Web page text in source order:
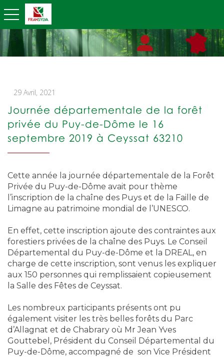
toggle navigation
29 Avril, 2021
Journée départementale de la forêt
privée du Puy-de-Dôme le 16
septembre 2019 à Ceyssat 63210
Cette année la journée départementale de la Forêt
Privée du Puy-de-Dôme avait pour thème
l’inscription de la chaîne des Puys et de la Faille de
Limagne au patrimoine mondial de l’UNESCO.
En effet, cette inscription ajoute des contraintes aux
forestiers privées de la chaîne des Puys. Le Conseil
Départemental du Puy-de-Dôme et la DREAL, en
charge de cette inscription, sont venus les expliquer
aux 150 personnes qui remplissaient copieusement
la Salle des Fêtes de Ceyssat.
Les nombreux participants présents ont pu
également visiter les très belles forêts du Parc
d’Allagnat et de Chabrary où Mr Jean Yves
Gouttebel, Président du Conseil Départemental du
Puy-de-Dôme, accompagné de son Vice Président